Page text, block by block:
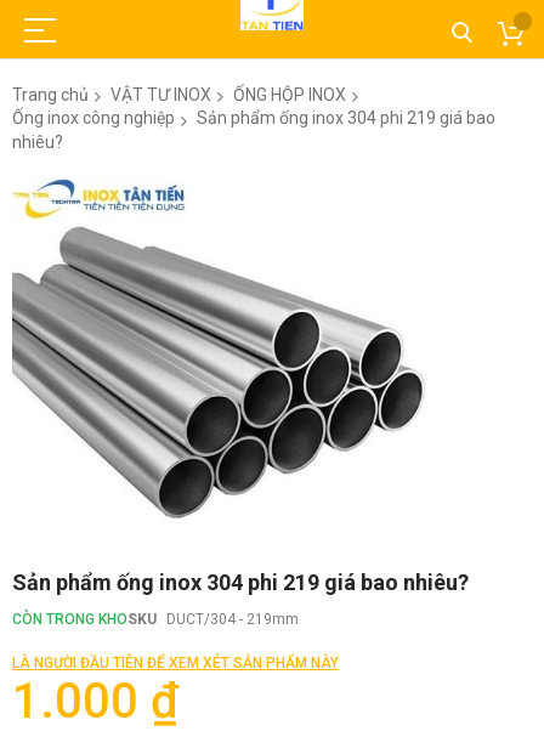
Trang chủ VẬT TƯ INOX
ỐNG HỘP INOX
Ống inox công nghiệp
Sản phẩm ống inox 304 phi 219 giá bao
nhiêu?
Chuyển
đến
của
thư
viện
hình
ảnh
Chuyển
đến
phần
của
thư
hình
Sản phẩm ống inox 304 phi 219 giá bao nhiêu?
CÒN TRONG KHOSKU DUCT/304 - 219mm
LÀ NGƯỜI ĐẦU TIÊN ĐỂ XEM XÉT SẢN PHẨM NÀY
1.000 ₫